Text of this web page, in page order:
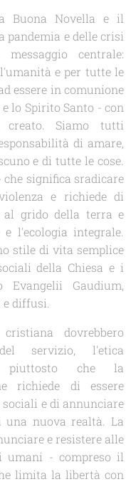
Buona Novella e il
pandemia e delle crisi
centrale:
e per tutte le
essere in comunione
lo Spirito Santo - con
Siamo tutti
di amare,
e di tutte le cose.
significa sradicare
e richiede di
al grido della terra e
l'ecologia integrale.
stile di vita semplice
della Chiesa e i
Evangelii Gaudium,
e diffusi.
dovrebbero
servizio, l'etica
piuttosto che la
richiede di essere
e di annunciare
nuova realtà. La
e resistere alle
- compreso il
limita la libertà con